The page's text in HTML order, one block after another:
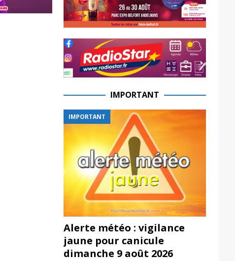
IMPORTANT
IMPORTANT
Alerte météo : vigilance
jaune pour canicule
dimanche 9 août 2026